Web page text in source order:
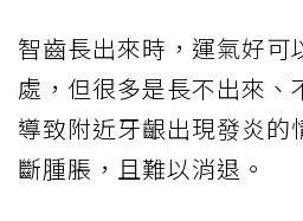
智齒長出來時，運氣好可
處，但很多是長不出來、
導致附近牙齦出現發炎的
斷腫脹，且難以消退。